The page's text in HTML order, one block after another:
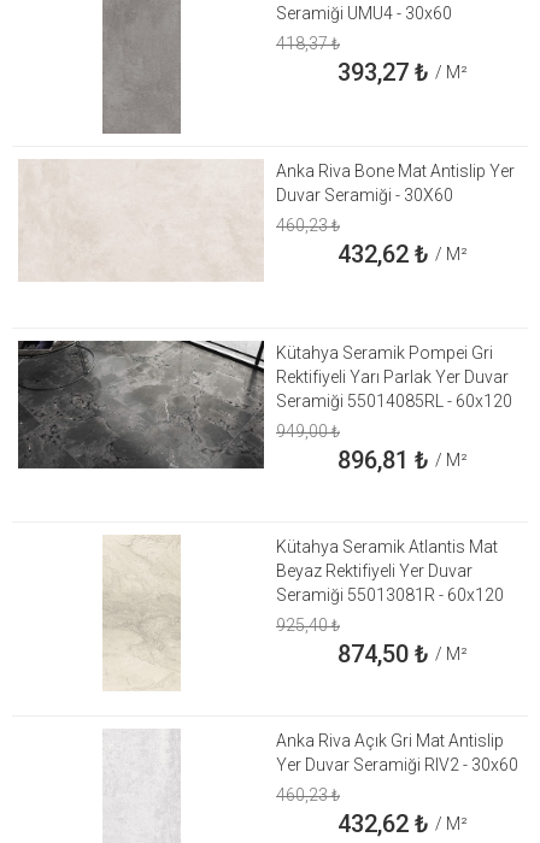
Seramiği UMU4 - 30x60
418,37₺
393,27₺ / M²
Anka Riva Bone Mat Antislip Yer
Duvar Seramiği - 30X60
460,23₺
432,62₺ / M²
Kütahya Seramik Pompei Gri
Rektifiyeli Yarı Parlak Yer Duvar
Seramiği 55014085RL - 60x120
949,00₺
896,81 ₺ / M²
Kütahya Seramik Atlantis Mat
Beyaz Rektifiyeli Yer Duvar
Seramiği 55013081R - 60x120
925,40₺
874,50₺ / M²
Anka Riva Açık Gri Mat Antislip
Yer Duvar Seramiği RIV2 - 30x60
460,23₺
432,62₺ / M²